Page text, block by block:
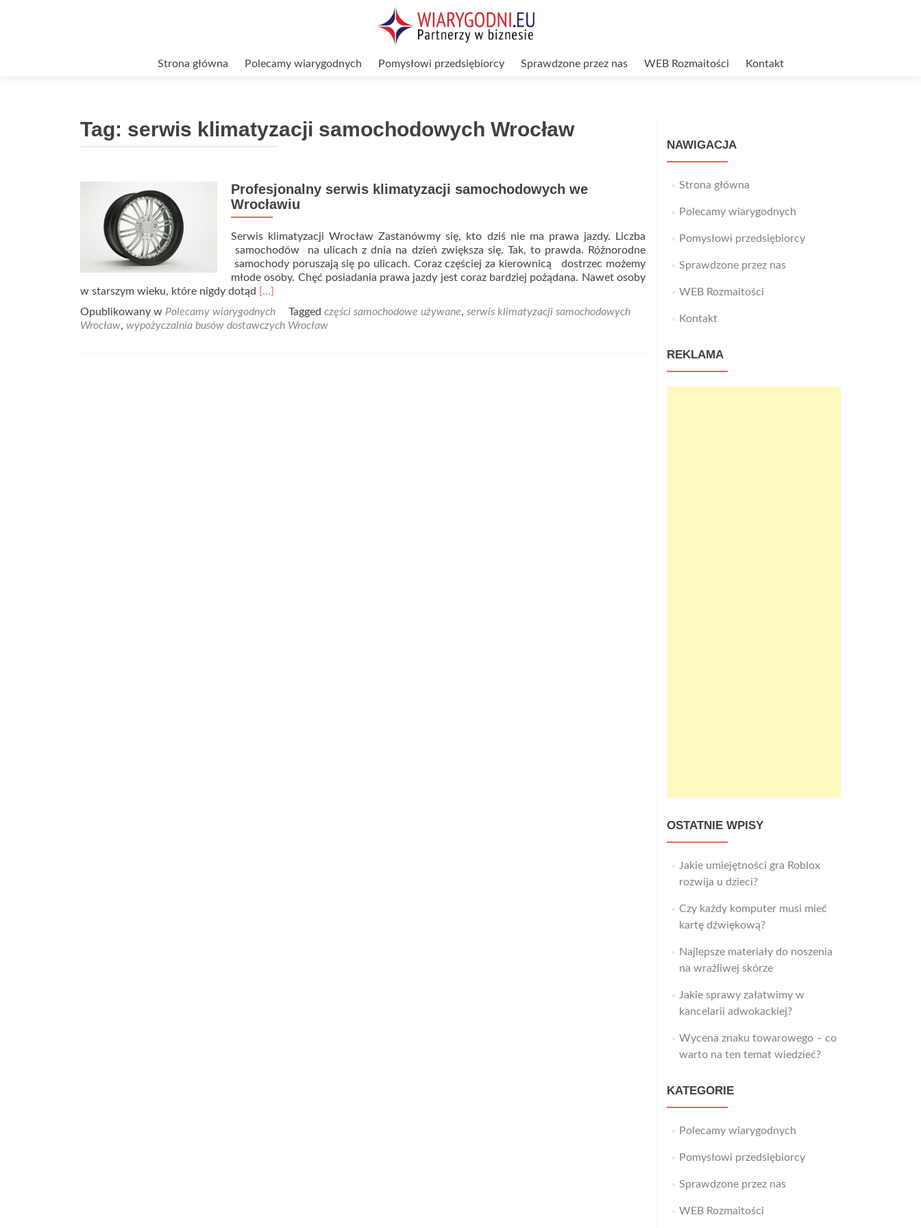
Strona główna Polecamy wiarygodnych Pomysłowi przedsiębiorcy Sprawdzone przez nas WEB Rozmaitości Kontakt
Tag: serwis klimatyzacji samochodowych Wrocław
Profesjonalny serwis klimatyzacji samochodowych we
Wrocławiu
Serwis klimatyzacji Wrocław Zastanówmy się, kto dziś nie ma prawa jazdy. Liczba
samochodów na ulicach z dnia na dzień zwiększa się. Tak, to prawda. Różnorodne
samochody poruszają się po ulicach. Coraz częściej za kierownicą dostrzec możemy
młode osoby. Chęć posiadania prawa jazdy jest coraz bardziej pożądana. Nawet osoby
w starszym wieku, które nigdy dotąd Read
about
Profesjonalny
[…]
Opublikowany w Polecamy wiarygodnych Tagged części samochodowe używane, serwis klimatyzacji samochodowych
Wrocław, wypożyczalnia busów dostawczych Wrocław
NAWIGACJA
Strona główna
Polecamy wiarygodnych
Pomysłowi przedsiębiorcy
Sprawdzone przez nas
WEB Rozmaitości
Kontakt
REKLAMA
OSTATNIE WPISY
Jakie umiejętności gra Roblox
rozwija u dzieci?
Czy każdy komputer musi mieć
kartę dźwiękową?
Najlepsze materiały do noszenia
na wrażliwej skórze
Jakie sprawy załatwimy w
kancelarii adwokackiej?
Wycena znaku towarowego – co
warto na ten temat wiedzieć?
KATEGORIE
Polecamy wiarygodnych
Pomysłowi przedsiębiorcy
Sprawdzone przez nas
WEB Rozmaitości